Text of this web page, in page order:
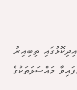
ތިބިއިރު
މައްސަލަތަކުގެ